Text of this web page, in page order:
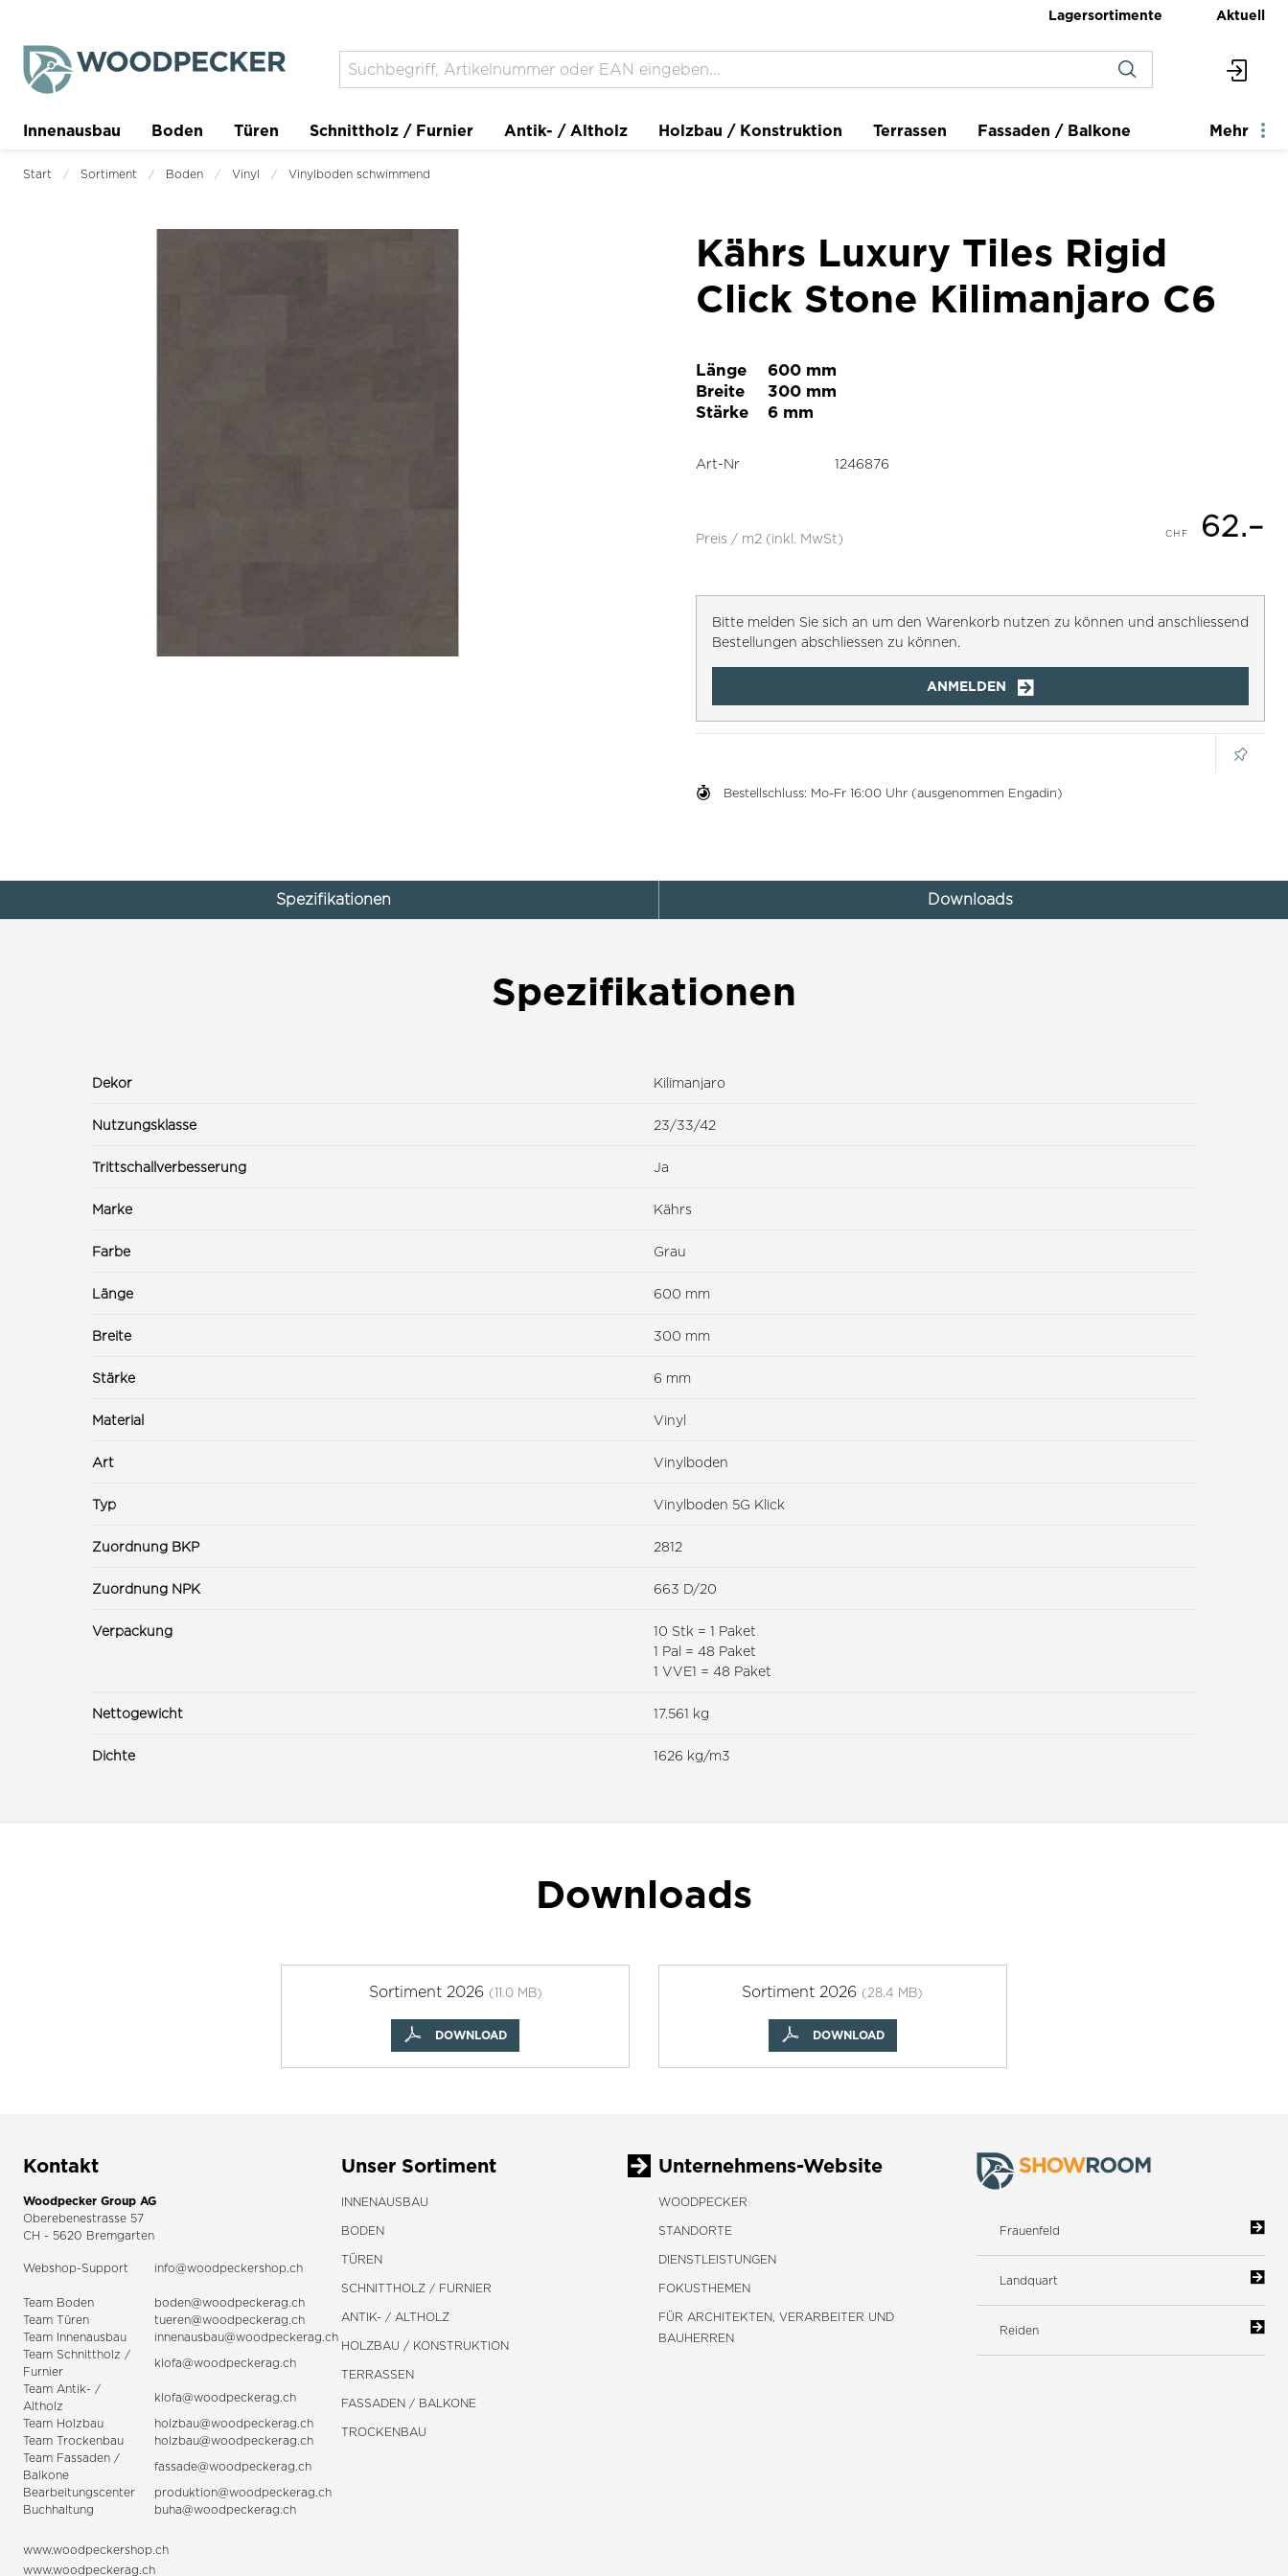
Lagersortimente Aktuell
Innenausbau Boden Türen Schnittholz / Furnier Antik- / Altholz Holzbau / Konstruktion Terrassen Fassaden / Balkone
Trockenbau Planer
Mehr
Start Sortiment Boden Vinyl Vinylboden schwimmend
Kährs Luxury Tiles Rigid
Click Stone Kilimanjaro C6
Länge
600 mm
Breite
300 mm
Stärke
6 mm
Preis / m2 (inkl. MwSt) 62.–
Bitte melden Sie sich an um den Warenkorb nutzen zu können und anschliessend
Bestellungen abschliessen zu können.
ANMELDEN
Bestellschluss: Mo-Fr 16:00 Uhr (ausgenommen Engadin)
Art-Nr 1246876
Spezifikationen Downloads
Spezifikationen
Dekor Kilimanjaro
Nutzungsklasse 23/33/42
Trittschallverbesserung Ja
Marke Kährs
Farbe Grau
Länge 600 mm
Breite 300 mm
Stärke 6 mm
Material Vinyl
Art Vinylboden
Typ Vinylboden 5G Klick
Zuordnung BKP 2812
Zuordnung NPK 663 D/20
Verpackung
10 Stk = 1 Paket
1 Pal = 48 Paket
1 VVE1 = 48 Paket
Nettogewicht 17.561 kg
Dichte 1626 kg/m3
Downloads
Sortiment 2026 (11.0 MB)
DOWNLOAD
Sortiment 2026 (28.4 MB)
DOWNLOAD
Kontakt
Woodpecker Group AG
Oberebenestrasse 57
CH - 5620 Bremgarten
Webshop-Support info@woodpeckershop.ch
Team Boden
boden@woodpeckerag.ch
Team Türen
tueren@woodpeckerag.ch
Team Innenausbau
innenausbau@woodpeckerag.ch
Team Schnittholz /
Furnier
klofa@woodpeckerag.ch
Team Antik- /
Altholz
klofa@woodpeckerag.ch
Team Holzbau
holzbau@woodpeckerag.ch
Team Trockenbau
holzbau@woodpeckerag.ch
Team Fassaden /
Balkone
fassade@woodpeckerag.ch
Bearbeitungscenter
produktion@woodpeckerag.ch
Buchhaltung
buha@woodpeckerag.ch
www.woodpeckershop.ch
www.woodpeckerag.ch
Unser Sortiment
INNENAUSBAU
BODEN
TÜREN
SCHNITTHOLZ / FURNIER
ANTIK- / ALTHOLZ
HOLZBAU / KONSTRUKTION
TERRASSEN
FASSADEN / BALKONE
TROCKENBAU
Unternehmens-Website
WOODPECKER
STANDORTE
DIENSTLEISTUNGEN
FOKUSTHEMEN
FÜR ARCHITEKTEN, VERARBEITER UND
BAUHERREN
Frauenfeld
Landquart
Reiden